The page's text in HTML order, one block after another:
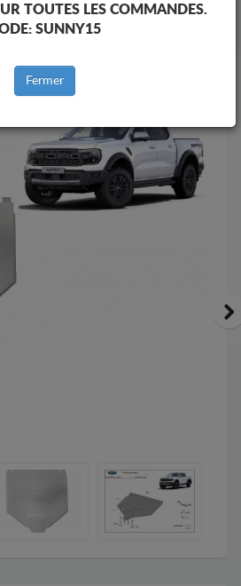
TOUTES LES COMMANDES.
SUNNY15
Fermer